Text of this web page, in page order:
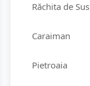
Răchita de Sus
Caraiman
Pietroaia